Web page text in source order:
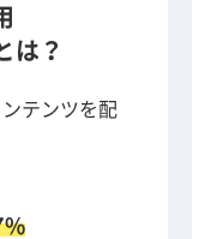
は？
テンツを配